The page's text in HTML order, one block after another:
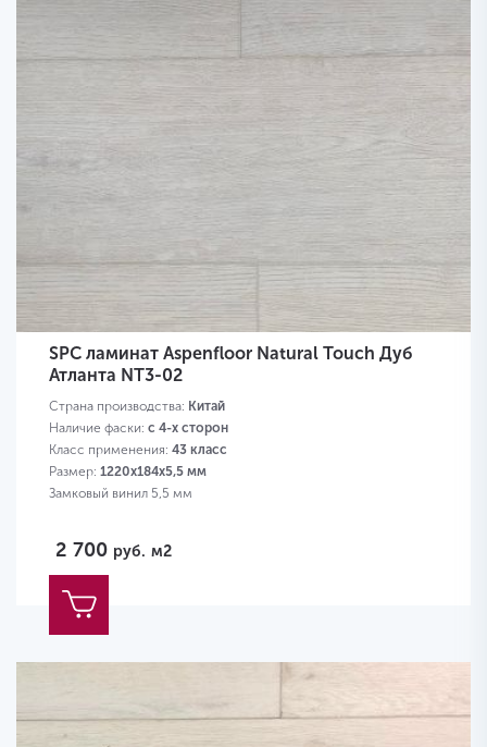
SPC ламинат Aspenfloor Natural Touch Дуб
Атланта NT3-02
Страна производства: Китай
Наличие фаски: с 4-х сторон
Класс применения: 43 класс
Размер: 1220х184х5,5 мм
Замковый винил 5,5 мм
2 700 руб. м2